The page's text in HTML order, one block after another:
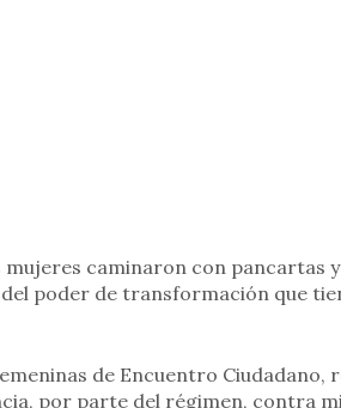
mujeres caminaron con pancartas
poder de transformación que
de Encuentro Ciudadano,
por parte del régimen, contra